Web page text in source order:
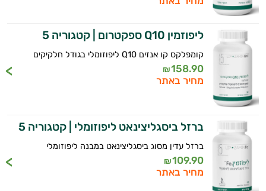
ליפוזמין Q10 ספקטרום | קטגוריה 5
קומפלקס קו אנזים Q10 ליפוזומלי בגודל חלקיקים
158.90
₪
מחיר באתר
ברזל ביסגליצינאט ליפוזומלי | קטגוריה 5
ברזל עדין מסוג ביסגליצינאט במבנה ליפוזומלי
109.90
₪
מחיר באתר